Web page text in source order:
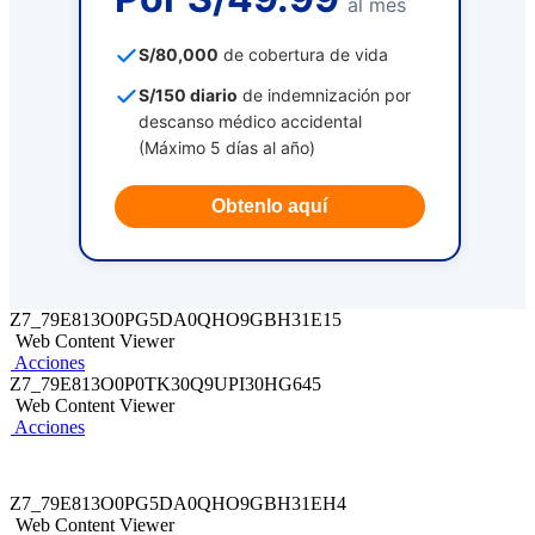
S/80,000 de cobertura de vida
S/150 diario de indemnización por
descanso médico accidental
(Máximo 5 días al año)
Obtenlo aquí
Z7_79E813O0PG5DA0QHO9GBH31E15
Web Content Viewer
Acciones
Z7_79E813O0P0TK30Q9UPI30HG645
Web Content Viewer
Acciones
Z7_79E813O0PG5DA0QHO9GBH31EH4
Web Content Viewer